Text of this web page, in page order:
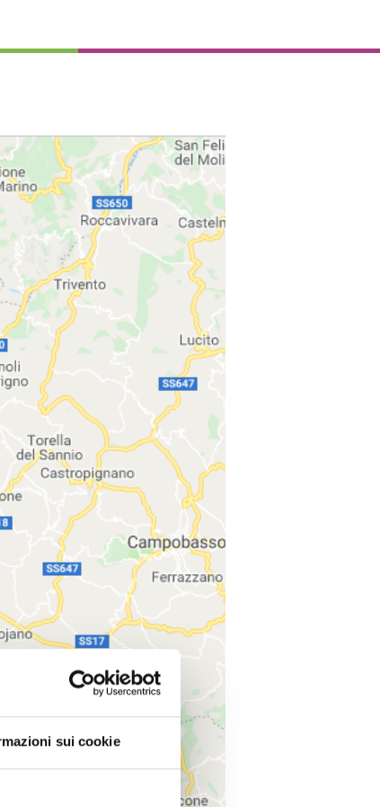
sui cookie